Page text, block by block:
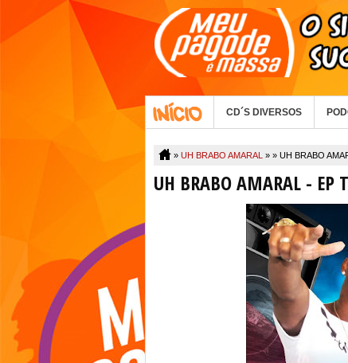
CD´S DIVERSOS
» UH BRABO AMARAL » » UH BRABO
UH BRABO AMARAL - EP